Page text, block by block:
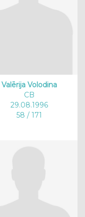
Valērija Volodina
CB
29.08.1996
58 / 171